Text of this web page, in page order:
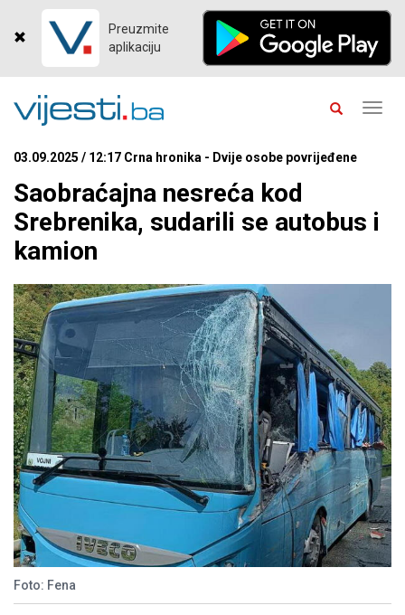
Preuzmite
aplikaciju
03.09.2025 / 12:17 Crna hronika - Dvije osobe povrijeđene
Saobraćajna nesreća kod
Srebrenika, sudarili se autobus i
kamion
Foto: Fena